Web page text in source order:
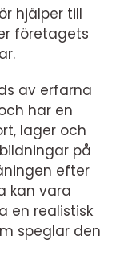
hjälper till
företagets
av erfarna
har en
lager och
på
efter
kan vara
en realistisk
speglar den